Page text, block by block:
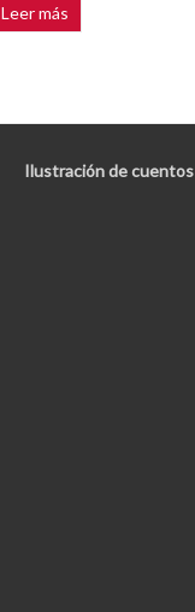
Leer más
Ilustración de cuentos